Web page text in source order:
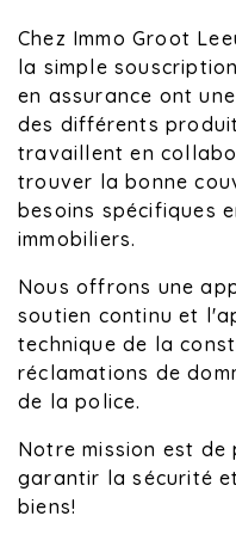
Chez Immo Groot
la simple
en assurance ont
des différents
travaillent en
trouver la bonne
besoins spécifiques
immobiliers.
Nous offrons une
soutien continu et
technique de la
réclamations de
de la police.
Notre mission est de
garantir la sécurité
biens!